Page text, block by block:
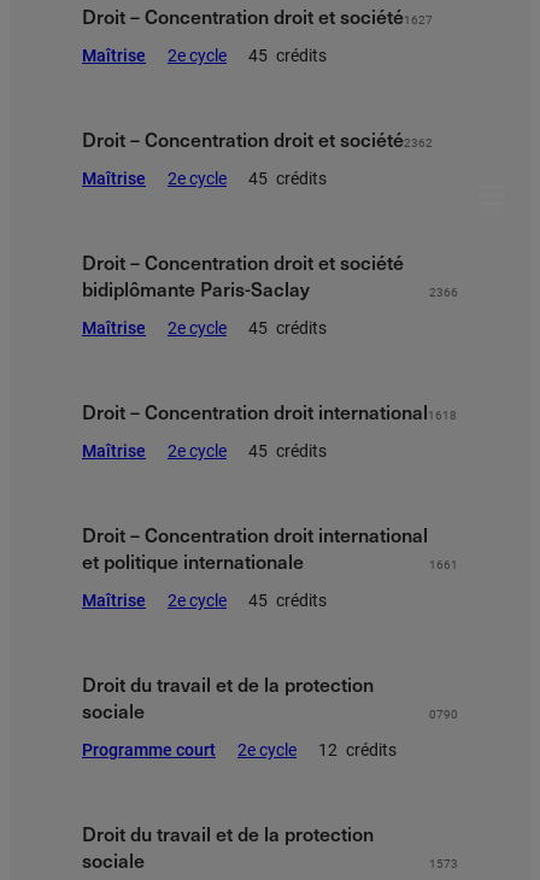
Droit – Concentration droit et société1627
Maîtrise 2e cycle 45 crédits
Droit – Concentration droit et société2362
Maîtrise 2e cycle 45 crédits
Droit – Concentration droit et société
bidiplômante Paris-Saclay
2366
Maîtrise 2e cycle 45 crédits
Droit – Concentration droit international1618
Maîtrise 2e cycle 45 crédits
Droit – Concentration droit international
et politique internationale
1661
Maîtrise 2e cycle 45 crédits
Droit du travail et de la protection
sociale
0790
Programme court 2e cycle 12 crédits
Droit du travail et de la protection
sociale
1573